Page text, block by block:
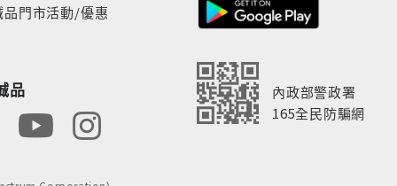
品門市活動/優惠
品
內政部警政署
165全民防騙網